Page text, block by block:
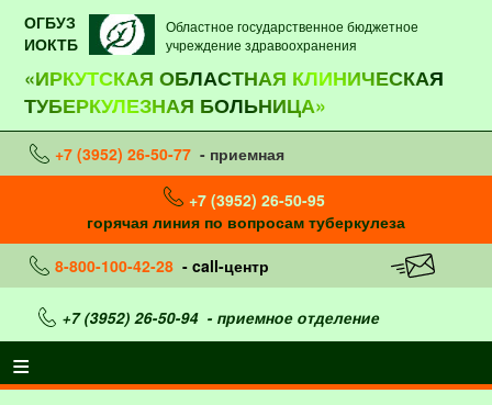
ОГБУЗ
ИОКТБ
Областное государственное бюджетное
учреждение здравоохранения
«ИРКУТСКАЯ ОБЛАСТНАЯ КЛИНИЧЕСКАЯ
ТУБЕРКУЛЕЗНАЯ БОЛЬНИЦА»
+7 (3952) 26-50-77 - приемная
+7 (3952) 26-50-95
горячая линия по вопросам туберкулеза
8-800-100-42-28 - call-центр
+7 (3952) 26-50-94- приемное отделение